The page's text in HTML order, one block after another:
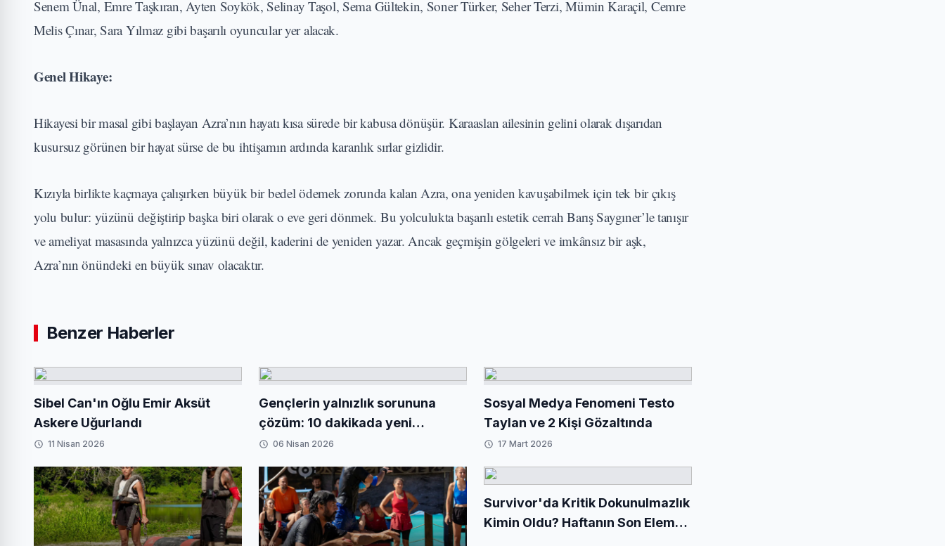
Senem Ünal, Emre Taşkıran, Ayten Soykök, Selinay Taşol, Sema Gültekin, Soner Türker, Seher Terzi, Mümin Karaçil, Cemre
Melis Çınar, Sara Yılmaz gibi başarılı oyuncular yer alacak.
Genel Hikaye:
Hikayesi bir masal gibi başlayan Azra’nın hayatı kısa sürede bir kabusa dönüşür. Karaaslan ailesinin gelini olarak dışarıdan
kusursuz görünen bir hayat sürse de bu ihtişamın ardında karanlık sırlar gizlidir.
Kızıyla birlikte kaçmaya çalışırken büyük bir bedel ödemek zorunda kalan Azra, ona yeniden kavuşabilmek için tek bir çıkış
yolu bulur: yüzünü değiştirip başka biri olarak o eve geri dönmek. Bu yolculukta başarılı estetik cerrah Barış Saygıner’le tanışır
ve ameliyat masasında yalnızca yüzünü değil, kaderini de yeniden yazar. Ancak geçmişin gölgeleri ve imkânsız bir aşk,
Azra’nın önündeki en büyük sınav olacaktır.
Benzer Haberler
Sibel Can'ın Oğlu Emir Aksüt
Askere Uğurlandı
11 Nisan 2026
Gençlerin yalnızlık sorununa
çözüm: 10 dakikada yeni
insanlarla tanıştıran uygulama
06 Nisan 2026
Sosyal Medya Fenomeni Testo
Taylan ve 2 Kişi Gözaltında
17 Mart 2026
Survivor'da Kritik Dokunulmazlık
Kimin Oldu? Haftanın Son Eleme